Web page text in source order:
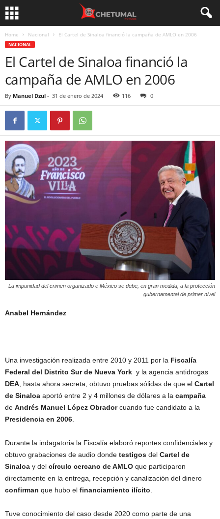
Home Nacional El Cartel de Sinaloa financió la campaña de AMLO en 2006
NACIONAL
El Cartel de Sinaloa financió la
campaña de AMLO en 2006
By Manuel Dzul - 31 de enero de 2024 116 0
La impunidad del crimen organizado e México se debe, en gran medida, a la protección
gubernamental de primer nivel
Anabel Hernández
Una investigación realizada entre 2010 y 2011 por la Fiscalía
Federal del Distrito Sur de Nueva York y la agencia antidrogas
DEA , hasta ahora secreta, obtuvo pruebas sólidas de que el Cartel
de Sinaloa aportó entre 2 y 4 millones de dólares a la campaña
de Andrés Manuel López Obradorcuando fue candidato a la
Presidencia en 2006
Durante la indagatoria la Fiscalía elaboró reportes confidenciales y
obtuvo grabaciones de audio donde testigos del Cartel de
Sinaloa y del círculo cercano de AMLO que participaron
directamente en la entrega, recepción y canalización del dinero
confirman que hubo el financiamiento ilícito
Tuve conocimiento del caso desde 2020 como parte de una